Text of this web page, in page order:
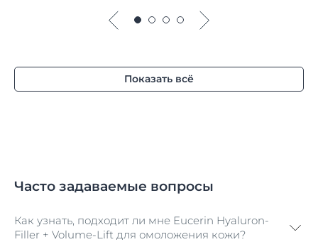
Показать всё
Часто задаваемые вопросы
Как узнать, подходит ли мне Eucerin Hyaluron-
Filler + Volume-Lift для омоложения кожи?